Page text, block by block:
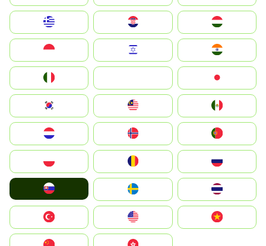
Magyarország
South Korea
United States